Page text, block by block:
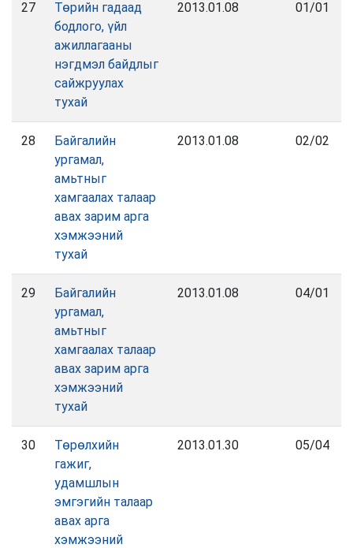
27
Төрийн гадаад
бодлого, үйл
ажиллагааны
нэгдмэл байдлыг
сайжруулах
тухай
2013.01.08 01/01
28
Байгалийн
ургамал,
амьтныг
хамгаалах талаар
авах зарим арга
хэмжээний
тухай
2013.01.08 02/02
29
Байгалийн
ургамал,
амьтныг
хамгаалах талаар
авах зарим арга
хэмжээний
тухай
2013.01.08 04/01
30
Төрөлхийн
гажиг,
удамшлын
эмгэгийн талаар
авах арга
хэмжээний
2013.01.30 05/04